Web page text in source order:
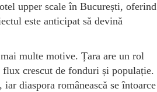
upper scale în București, oferind
este anticipat să devină
multe motive. Țara are un rol
crescut de fonduri și populație.
diaspora românească se întoarce